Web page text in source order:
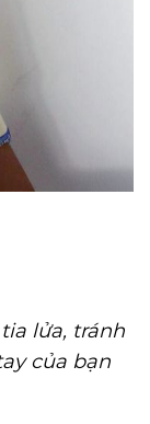
lửa, tránh
của bạn